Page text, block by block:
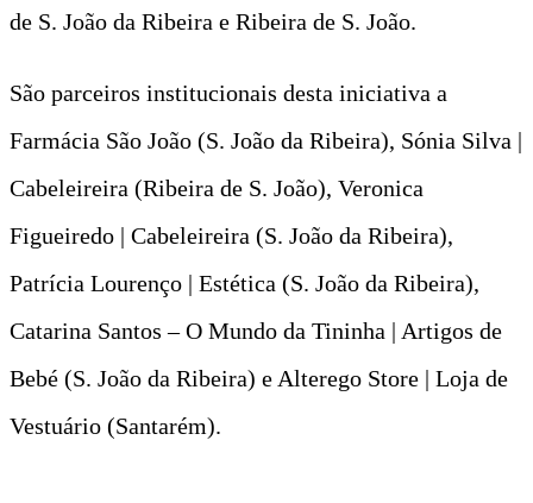
de S. João da Ribeira e Ribeira de S. João.
São parceiros institucionais desta iniciativa a
Farmácia São João (S. João da Ribeira), Sónia Silva |
Cabeleireira (Ribeira de S. João), Veronica
Figueiredo | Cabeleireira (S. João da Ribeira),
Patrícia Lourenço | Estética (S. João da Ribeira),
Catarina Santos – O Mundo da Tininha | Artigos de
Bebé (S. João da Ribeira) e Alterego Store | Loja de
Vestuário (Santarém).